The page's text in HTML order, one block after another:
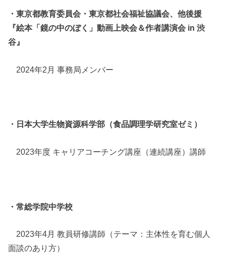
・東京都教育委員会・東京都社会福祉協議会、他後援
『絵本「鏡の中のぼく」動画上映会＆作者講演会 in 渋
谷』
2024年2月 事務局メンバー
・日本大学生物資源科学部（食品調理学研究室ゼミ）
2023年度 キャリアコーチング講座（連続講座）講師
・常総学院中学校
2023年4月 教員研修講師（テーマ：主体性を育む個人
面談のあり方）